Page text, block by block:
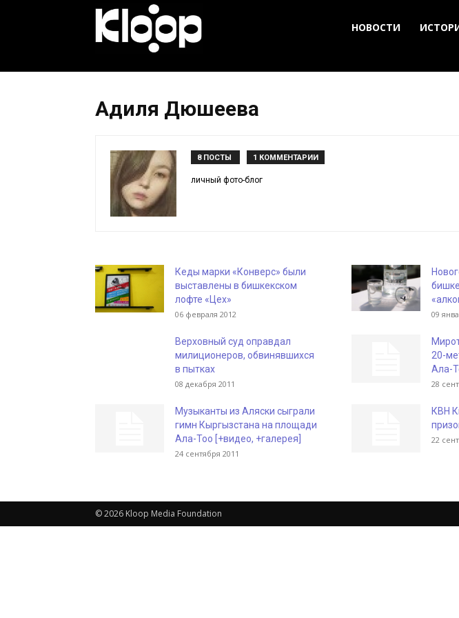
НОВОСТИ
Адиля Дюшеева
8 ПОСТЫ 1 КОММЕНТАРИИ
личный фото-блог
Кеды марки «Конверс» были
выставлены в бишкекском
лофте «Цех»
06 февраля 2012 09
Верховный суд оправдал
милиционеров, обвинявшихся
в пытках
08 декабря 2011
20-
Ала-
28
Музыканты из Аляски сыграли
гимн Кыргызстана на площади
Ала-Тоо [+видео, +галерея]
24 сентября 2011
КВН
22
© 2026 Kloop Media Foundation